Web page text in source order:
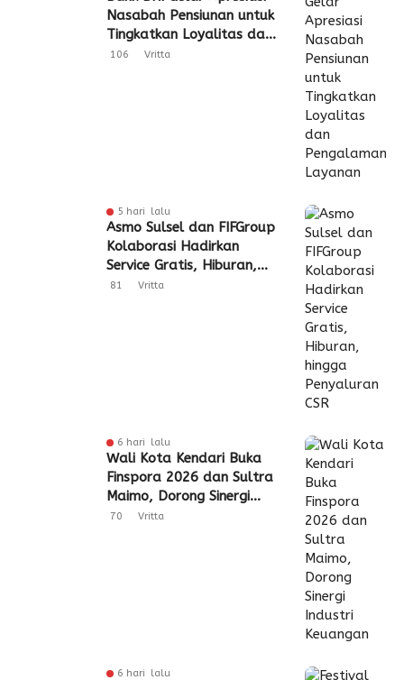
Nasabah Pensiunan untuk
Tingkatkan Loyalitas dan
Pengalaman Layanan
106 Vritta
5 hari lalu
Asmo Sulsel dan FIFGroup
Kolaborasi Hadirkan
Service Gratis, Hiburan,
hingga Penyaluran CSR
81 Vritta
6 hari lalu
Wali Kota Kendari Buka
Finspora 2026 dan Sultra
Maimo, Dorong Sinergi
Industri Keuangan
70 Vritta
6 hari lalu